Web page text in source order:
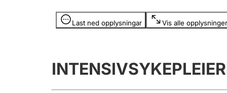
Last ned opplysningar Vis alle opplysninger
Opplysninger er skjult